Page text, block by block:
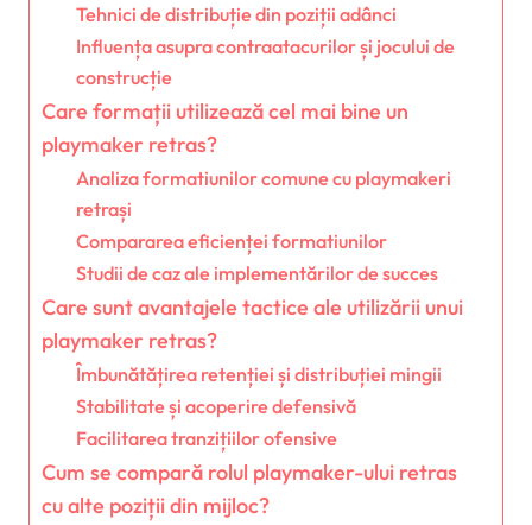
Tehnici de distribuție din poziții adânci
Influența asupra contraatacurilor și jocului de
construcție
Care formații utilizează cel mai bine un
playmaker retras?
Analiza formatiunilor comune cu playmakeri
retrași
Compararea eficienței formatiunilor
Studii de caz ale implementărilor de succes
Care sunt avantajele tactice ale utilizării unui
playmaker retras?
Îmbunătățirea retenției și distribuției mingii
Stabilitate și acoperire defensivă
Facilitarea tranzițiilor ofensive
Cum se compară rolul playmaker-ului retras
cu alte poziții din mijloc?